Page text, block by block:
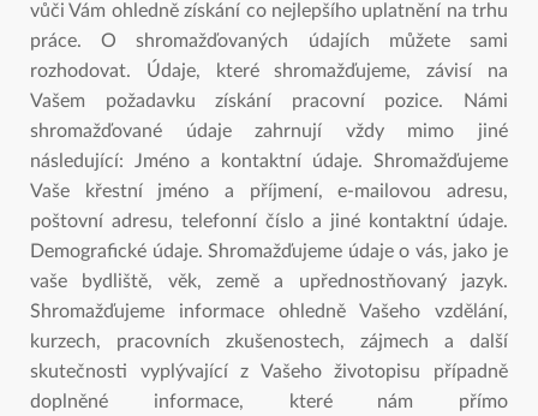
vůči Vám ohledně získání co nejlepšího uplatnění na trhu
práce. O shromažďovaných údajích můžete sami
rozhodovat. Údaje, které shromažďujeme, závisí na
Vašem požadavku získání pracovní pozice. Námi
shromažďované údaje zahrnují vždy mimo jiné
následující: Jméno a kontaktní údaje. Shromažďujeme
Vaše křestní jméno a příjmení, e-mailovou adresu,
poštovní adresu, telefonní číslo a jiné kontaktní údaje.
Demografické údaje. Shromažďujeme údaje o vás, jako je
vaše bydliště, věk, země a upřednostňovaný jazyk.
Shromažďujeme informace ohledně Vašeho vzdělání,
kurzech, pracovních zkušenostech, zájmech a další
skutečnosti vyplývající z Vašeho životopisu případně
doplněné informace, které nám přímo